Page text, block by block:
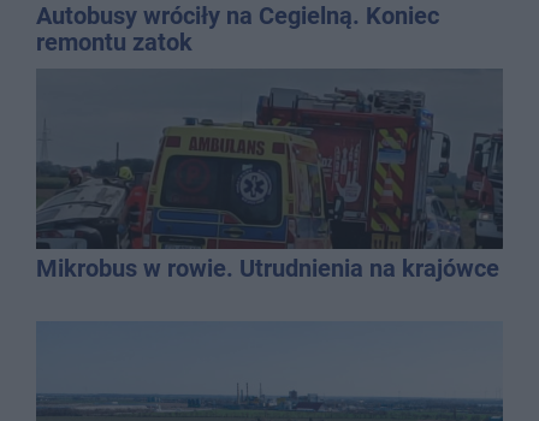
Autobusy wróciły na Cegielną. Koniec
remontu zatok
Mikrobus w rowie. Utrudnienia na krajówce